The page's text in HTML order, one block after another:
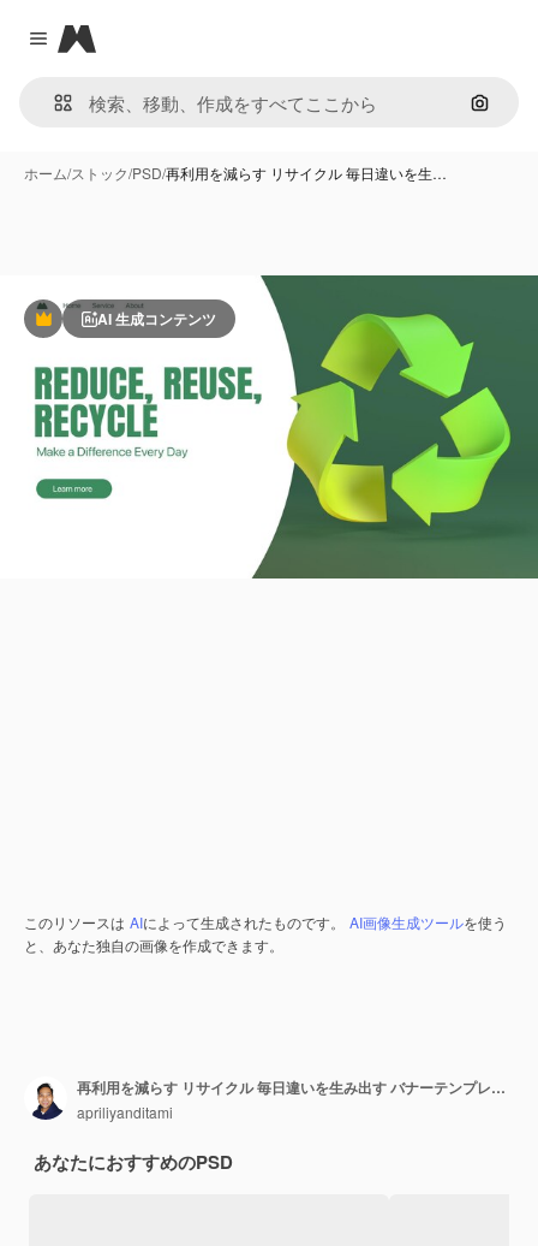
Close menu
Magnific
画像で
ホーム/ストック/PSD/再利用を減らす リサイクル 毎日違いを生…
PremiumAI 生成コンテンツ
このリソースは AIによって生成されたものです。 AI画像生成ツールを使う
と、あなた独自の画像を作成できます。
再利用を減らす リサイクル 毎日違いを生み出す バナーテンプレート
apriliyanditami
あなたにおすすめのPSD